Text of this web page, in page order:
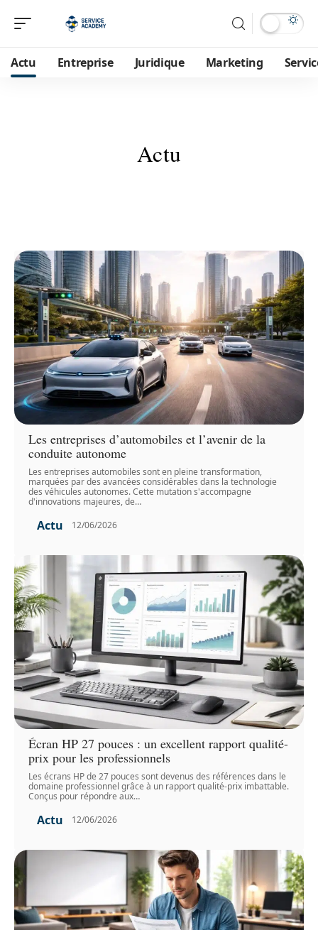
Actu Entreprise Juridique Marketing
Actu
Les entreprises d’automobiles et l’avenir de la
conduite autonome
Les entreprises automobiles sont en pleine transformation,
marquées par des avancées considérables dans la technologie
des véhicules autonomes. Cette mutation s'accompagne
d'innovations majeures, de…
Actu 12/06/2026
Écran HP 27 pouces : un excellent rapport qualité-
prix pour les professionnels
Les écrans HP de 27 pouces sont devenus des références dans le
domaine professionnel grâce à un rapport qualité-prix imbattable.
Conçus pour répondre aux…
Actu 12/06/2026